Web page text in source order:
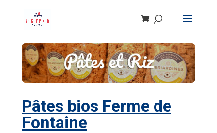
Pâtes bios Ferme de
Fontaine